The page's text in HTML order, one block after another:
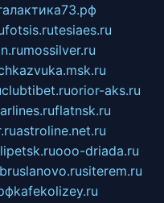
fotsis.rutesiaes.ru
mossilver.ru
clubtibet.ruorior-aks.ru
flatnsk.ru
astroline.net.ru
ooo-driada.ru
bruslanovo.rusiterem.ru
kafekolizey.ru